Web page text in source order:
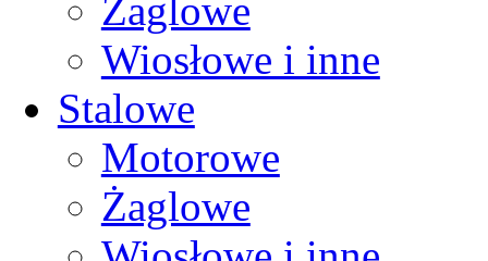
Żaglowe
Wiosłowe i inne
Stalowe
Motorowe
Żaglowe